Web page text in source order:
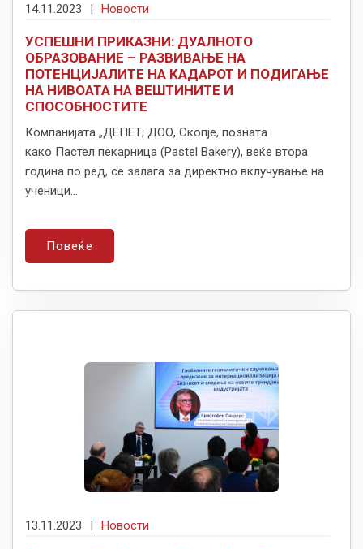
14.11.2023 | Новости
УСПЕШНИ ПРИКАЗНИ: ДУАЛНОТО
ОБРАЗОВАНИЕ – РАЗВИВАЊЕ НА
ПОТЕНЦИЈАЛИТЕ НА КАДАРОТ И ПОДИГАЊЕ
НА НИВОАТА НА ВЕШТИНИТЕ И
СПОСОБНОСТИТЕ
Компанијата „ДЕПЕТ; ДОО, Скопје, позната
како Пастел пекарница (Pastel Bakery), веќе втора
година по ред, се залага за директно вклучување на
ученици...
Повеќе
13.11.2023 | Новости